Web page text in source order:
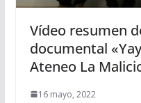
Vídeo resumen
documental
Ateneo La
16 mayo, 2022